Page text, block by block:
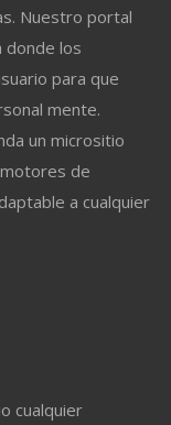
Nuestro portal
donde los
para que
mente.
un micrositio
de
a cualquier
cualquier